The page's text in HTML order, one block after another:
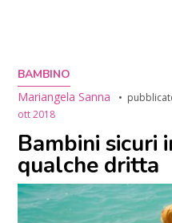
BAMBINO
Mariangela Sanna
ott 2018
Bambini sicuri
qualche dritta